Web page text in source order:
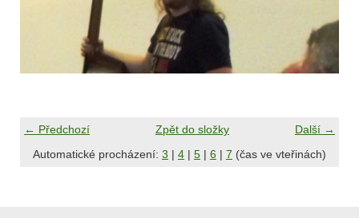
← Předchozí Další →
Zpět do složky
Automatické procházení: 3 | 4 | 5 | 6 | 7 (čas ve vteřinách)